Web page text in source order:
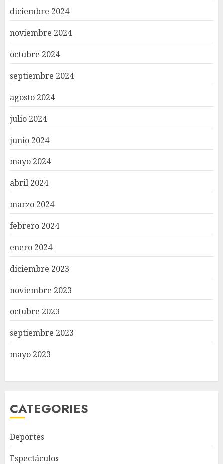
diciembre 2024
noviembre 2024
octubre 2024
septiembre 2024
agosto 2024
julio 2024
junio 2024
mayo 2024
abril 2024
marzo 2024
febrero 2024
enero 2024
diciembre 2023
noviembre 2023
octubre 2023
septiembre 2023
mayo 2023
CATEGORIES
Deportes
Espectáculos